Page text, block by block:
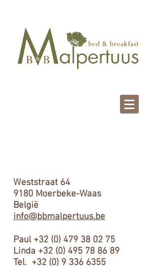
Weststraat 64
9180 Moerbeke-Waas
België
info@bbmalpertuus.be
Paul +32 (0) 479 38 02 75
Linda +32 (0) 495 78 86 89
Tel. +32 (0) 9 336 6355